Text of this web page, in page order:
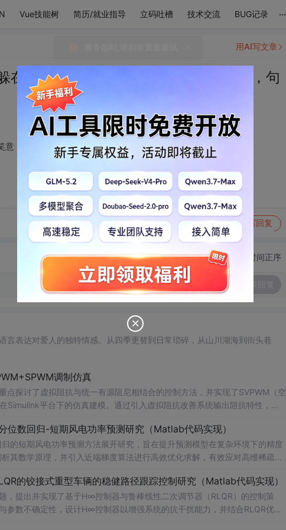
Vue技能树 简历/就业指导 立码吐槽 技术交流 BUG记录 ...
在结尾，断句里有笑意，韵脚里有深情，句
，韵脚里有深情，句句无你，却句句是你。
转发到动态 举报 写回复
用AI写文章
切换为时间正序
言表达对爱人的独特情感。从四季更替到日常琐碎，从山川湖海到街头巷
调制仿真
探讨了虚拟阻抗与统一有源阻尼相结合的控制方法，并实现了SVPWM（空
Simulink平台下的仿真建模。通过引入虚拟阻抗改善系统输出阻抗特性，结
评估，同时拓展涉及正负序分离、中点电位平衡、DPWMA调制等关键技
悉MATLAB/Simulink仿真环境的专业人士；; 使用场景及目标：
型支持；; 阅读建议：建议读者结合提供的Simulin
计与有源阻尼的协同作用机制，深入理解不同调制策略对系统性能的影响，
先进控制技术，全面提升对复杂电网环境下并网系统稳定运行机制的认知水
位数回归-短期风电功率预测研究（Matlab代码实现）
的短期风电功率预测方法展开研究，旨在提升预测模型在复杂环境下的精度
其数学原理，并引入近端梯度算法进行高效优化求解，有效应对高维稀疏数
外，文档还整合了电力系统、机器学习、路径规划等多个领域的相关科研
人群：具备扎实的数学基础（如凸优化、统
调度、智能优化算法或机器学习等领域的科研人员、工程技术人员及研究
的铰接式重型车辆的稳健路径跟踪控制研究（Matlab代码实现）
，提出并实现了基于H∞控制器与鲁棒线性二次调节器（RLQR）的控制策
参数不确定性，设计H∞控制器以增强系统的抗干扰能力，并结合RLQR优化